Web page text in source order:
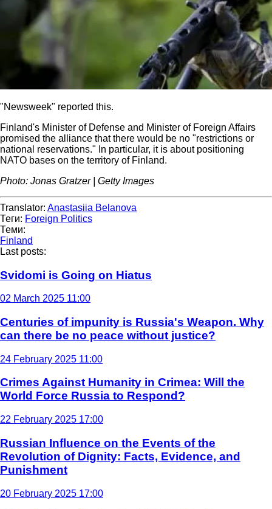
"Newsweek" reported this.
Finland's Minister of Defense and Minister of Foreign Affairs
promised the alliance that there would be no "restrictions or
national reservations." In particular, it is about positioning
NATO bases on the territory of Finland.
Photo: Jonas Gratzer | Getty Images
Translator: Anastasiia Belanova
Теги: Foreign Politics
Теми:
Finland
Last posts:
Svidomi is Going on Hiatus
02 March 2025 11:00
Centuries of impunity is Russia's Weapon. Why
can there be no peace without justice?
24 February 2025 11:00
Crimes Against Humanity in Crimea: Will the
World Force Russia to Respond?
22 February 2025 17:00
Russian Influence on the Events of the
Revolution of Dignity: Facts, Evidence, and
Punishment
20 February 2025 17:00